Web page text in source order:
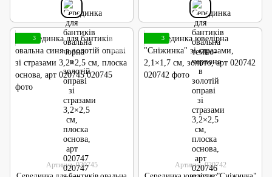
3
Артикул: 020745
3
Артикул: 020742